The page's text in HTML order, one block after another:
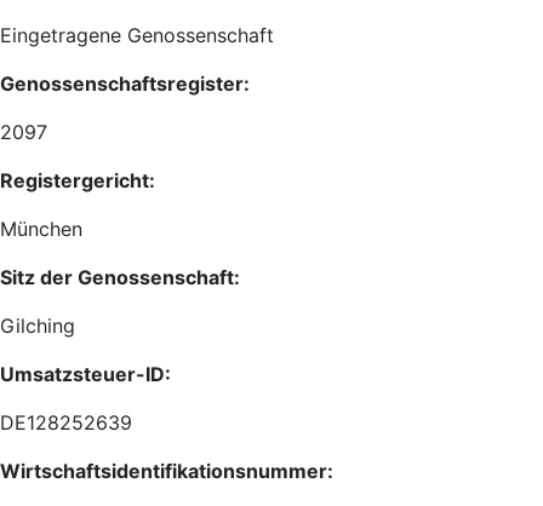
Eingetragene Genossenschaft
Genossenschaftsregister:
2097
Registergericht:
München
Sitz der Genossenschaft:
Gilching
Umsatzsteuer-ID:
DE128252639
Wirtschaftsidentifikationsnummer: